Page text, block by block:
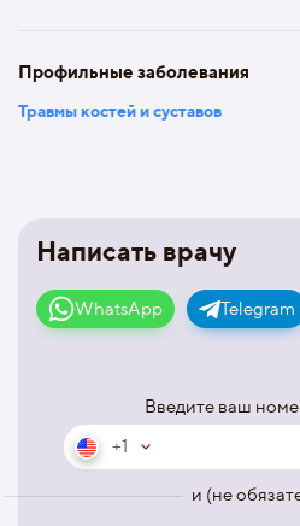
Написать врачу
WhatsApp Telegram
Введите ваш
+1
и (не
Профильные заболевания
Травмы костей и суставов